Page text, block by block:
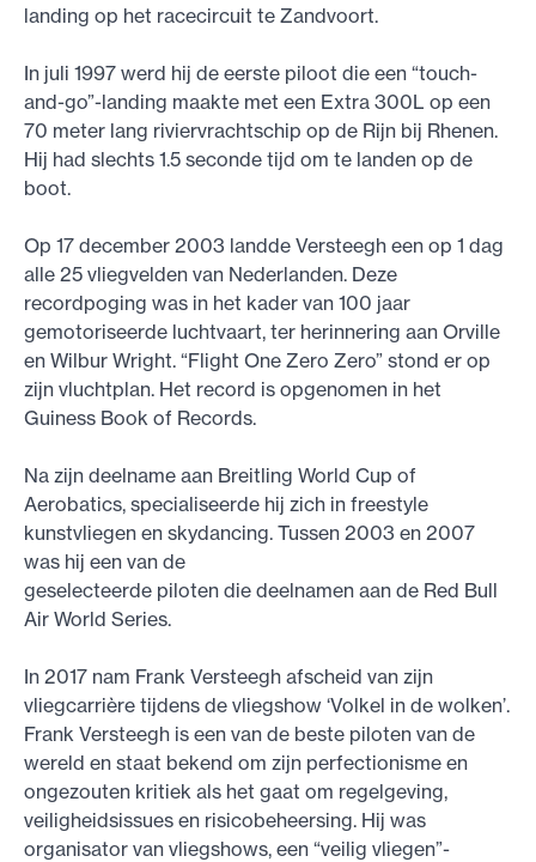
landing op het racecircuit te Zandvoort.
In juli 1997 werd hij de eerste piloot die een “touch-
and-go”-landing maakte met een Extra 300L op een
70 meter lang riviervrachtschip op de Rijn bij Rhenen.
Hij had slechts 1.5 seconde tijd om te landen op de
boot.
Op 17 december 2003 landde Versteegh een op 1 dag
alle 25 vliegvelden van Nederlanden. Deze
recordpoging was in het kader van 100 jaar
gemotoriseerde luchtvaart, ter herinnering aan Orville
en Wilbur Wright. “Flight One Zero Zero” stond er op
zijn vluchtplan. Het record is opgenomen in het
Guiness Book of Records.
Na zijn deelname aan Breitling World Cup of
Aerobatics, specialiseerde hij zich in freestyle
kunstvliegen en skydancing. Tussen 2003 en 2007
was hij een van de
geselecteerde piloten die deelnamen aan de Red Bull
Air World Series.
In 2017 nam Frank Versteegh afscheid van zijn
vliegcarrière tijdens de vliegshow ‘Volkel in de wolken’.
Frank Versteegh is een van de beste piloten van de
wereld en staat bekend om zijn perfectionisme en
ongezouten kritiek als het gaat om regelgeving,
veiligheidsissues en risicobeheersing. Hij was
organisator van vliegshows, een “veilig vliegen”-